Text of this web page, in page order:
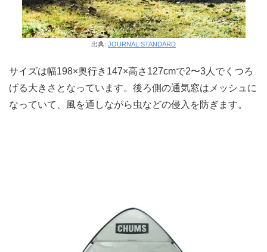
出典: JOURNAL STANDARD
サイズは幅198×奥行き147×高さ127cmで2〜3人でくつろ
げる大きさとなっています。後ろ側の通気窓はメッシュに
なっていて、風を通しながら虫などの侵入を防ぎます。